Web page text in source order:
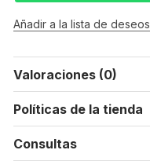
Añadir a la lista de deseos
Valoraciones (0)
Políticas de la tienda
Consultas